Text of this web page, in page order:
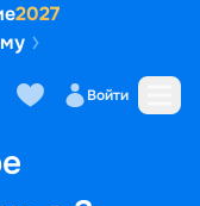
2027
Войти
Маршрут и